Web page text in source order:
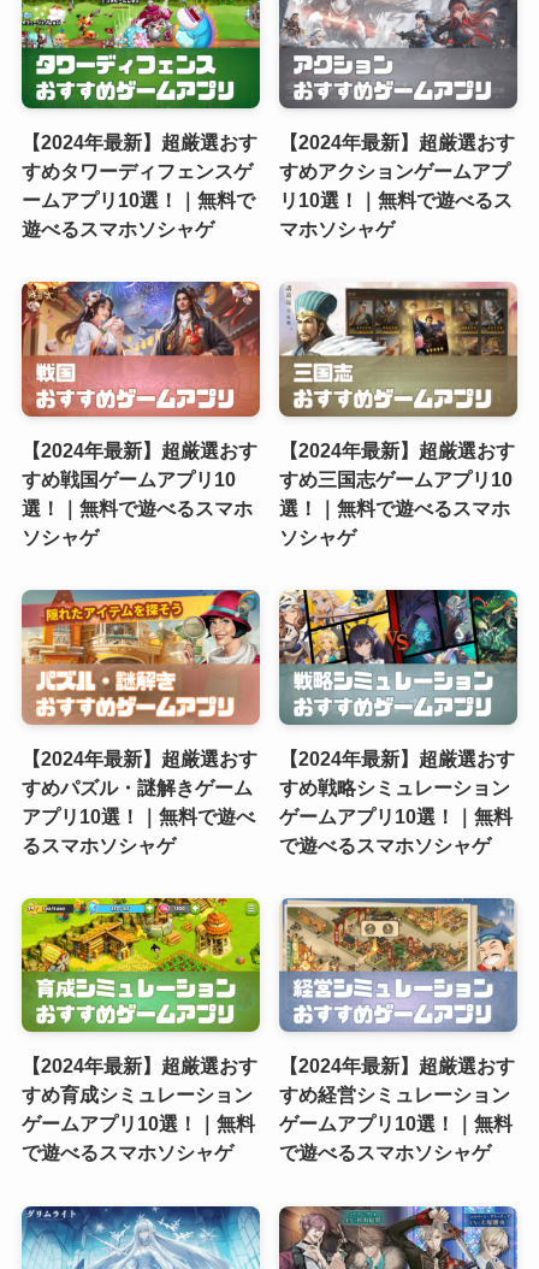
【2024年最新】超厳選おす
すめタワーディフェンスゲ
ームアプリ10選！｜無料で
遊べるスマホソシャゲ
【2024年最新】超厳選おす
すめアクションゲームアプ
リ10選！｜無料で遊べるス
マホソシャゲ
【2024年最新】超厳選おす
すめ戦国ゲームアプリ10
選！｜無料で遊べるスマホ
ソシャゲ
【2024年最新】超厳選おす
すめ三国志ゲームアプリ10
選！｜無料で遊べるスマホ
ソシャゲ
【2024年最新】超厳選おす
すめパズル・謎解きゲーム
アプリ10選！｜無料で遊べ
るスマホソシャゲ
【2024年最新】超厳選おす
すめ戦略シミュレーション
ゲームアプリ10選！｜無料
で遊べるスマホソシャゲ
【2024年最新】超厳選おす
すめ育成シミュレーション
ゲームアプリ10選！｜無料
で遊べるスマホソシャゲ
【2024年最新】超厳選おす
すめ経営シミュレーション
ゲームアプリ10選！｜無料
で遊べるスマホソシャゲ